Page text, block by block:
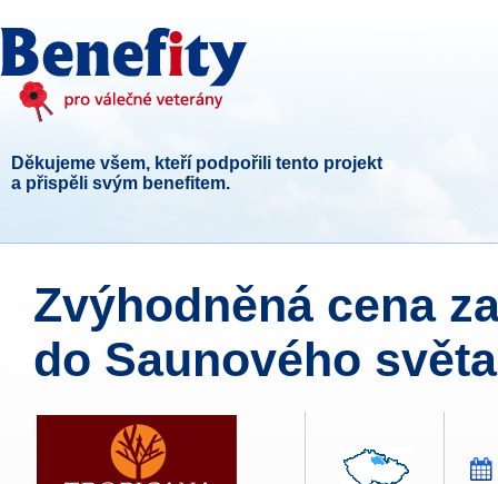
Děkujeme všem, kteří podpořili tento projekt
a přispěli svým benefitem.
Zvýhodněná cena
do Saunového